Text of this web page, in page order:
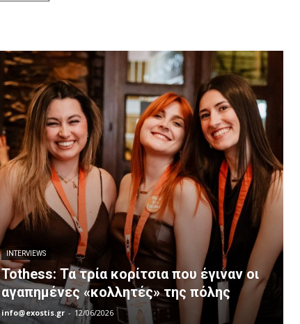
INTERVIEWS
Tothess: Τα τρία κορίτσια που έγιναν οι
αγαπημένες «κολλητές» της πόλης
info@exostis.gr - 12/06/2026